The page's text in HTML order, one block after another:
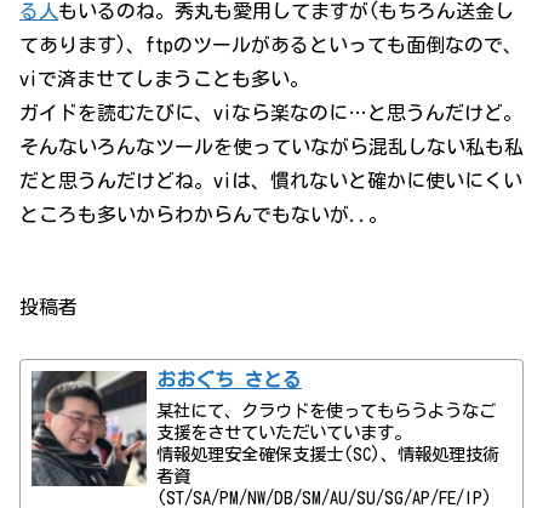
る人 もいるのね。秀丸も愛用してますが(もちろん送金し
てあります)、ftpのツールがあるといっても面倒なので、
viで済ませてしまうことも多い。
ガイドを読むたびに、viなら楽なのに…と思うんだけど。
そんないろんなツールを使っていながら混乱しない私も私
だと思うんだけどね。viは、慣れないと確かに使いにくい
ところも多いからわからんでもないが..。
投稿者
おおぐち さとる
某社にて、クラウドを使ってもらうようなご
支援をさせていただいています。
情報処理安全確保支援士(SC)、情報処理技術
者資
(ST/SA/PM/NW/DB/SM/AU/SU/SG/AP/FE/IP)